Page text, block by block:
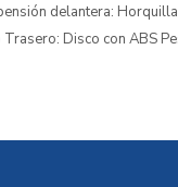
delantera:
Disco con ABS